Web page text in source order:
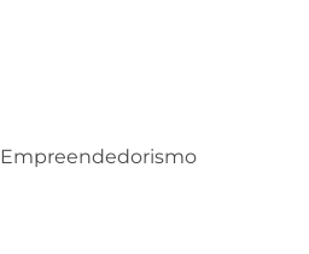
Empreendedorismo